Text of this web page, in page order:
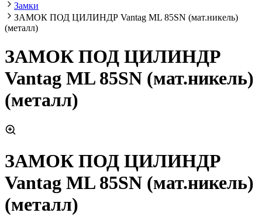
Замки
ЗАМОК ПОД ЦИЛИНДР Vantag ML 85SN (мат.никель)
(металл)
ЗАМОК ПОД ЦИЛИНДР
Vantag ML 85SN (мат.никель)
(металл)
ЗАМОК ПОД ЦИЛИНДР
Vantag ML 85SN (мат.никель)
(металл)